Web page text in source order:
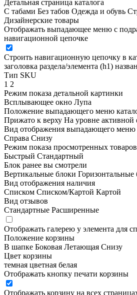
Детальная страница каталога
С табами Без табов Одежда и обувь
Дизайнерские товары
Отображать выпадающее меню с
навигационной цепочке
Строить навигационную цепочку в
заголовка раздела/элемента (h1)
Тип SKU
1 2
Режим показа детальной картинки
Всплывающее окно Лупа
Положение выпадающего меню
Прижато к верху На уровне активной
Вид отображения выпадающего меню
Справа Снизу
Режим показа просмотренных товаров
Быстрый Стандартный
Блок ранее вы смотрели
Вертикальные блоки Горизонтальные
Вид отображения наличия
Списком Списком/Картой Картой
Вид отзывов
Стандартные Расширенные
Отображать галерею у элемента для
Положение корзины
В шапке Боковая Летающая Снизу
Цвет корзины
темная цветная белая
Отображать кнопку печати корзины
Отображать корзину на всех